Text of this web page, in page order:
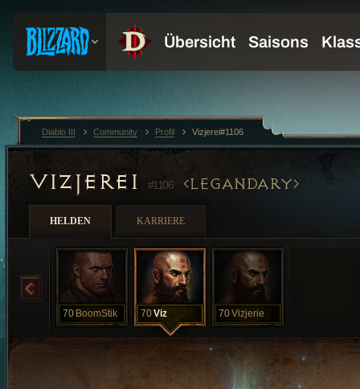
VIZJEREI #1106 LEGANDARY
HELDEN KARRIERE
70 BoomStik 70Viz 70Vizjerie
Diablo III Community Profil Vizjerei#1106